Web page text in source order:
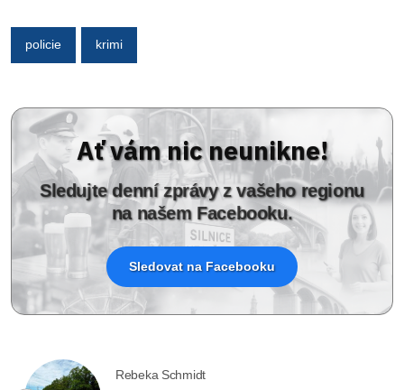
policie krimi
Ať vám nic neunikne!
Sledujte denní zprávy z vašeho regionu
na našem Facebooku.
Sledovat na Facebooku
Rebeka Schmidt